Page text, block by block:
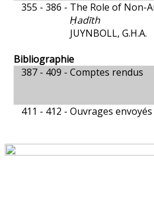
355 - 386 - The Role of Non-
Ḥadīth
JUYNBOLL, G.H.A.
Bibliographie
387 - 409 - Comptes rendus
411 - 412 - Ouvrages